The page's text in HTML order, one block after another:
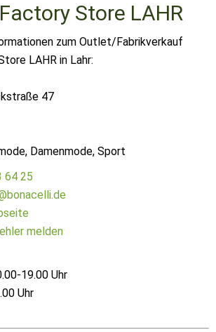
Store LAHR
zum Outlet/Fabrikverkauf
LAHR in Lahr:
47
Damenmode, Sport
64 25
melden
19.00 Uhr
Uhr